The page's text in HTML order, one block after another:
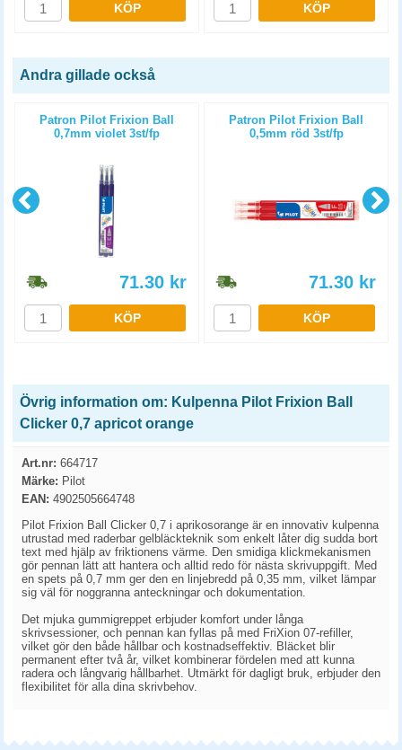
KÖP KÖP
Andra gillade också
Patron Pilot Frixion Ball
0,7mm violet 3st/fp
71.30 kr
KÖP
Patron Pilot Frixion Ball
0,5mm röd 3st/fp
71.30 kr
KÖP
Övrig information om: Kulpenna Pilot Frixion Ball
Clicker 0,7 apricot orange
Art.nr: 664717
Märke: Pilot
EAN: 4902505664748
Pilot Frixion Ball Clicker 0,7 i aprikosorange är en innovativ kulpenna
utrustad med raderbar gelbläckteknik som enkelt låter dig sudda bort
text med hjälp av friktionens värme. Den smidiga klickmekanismen
gör pennan lätt att hantera och alltid redo för nästa skrivuppgift. Med
en spets på 0,7 mm ger den en linjebredd på 0,35 mm, vilket lämpar
sig väl för noggranna anteckningar och dokumentation.
Det mjuka gummigreppet erbjuder komfort under långa
skrivsessioner, och pennan kan fyllas på med FriXion 07-refiller,
vilket gör den både hållbar och kostnadseffektiv. Bläcket blir
permanent efter två år, vilket kombinerar fördelen med att kunna
radera och långvarig hållbarhet. Utmärkt för dagligt bruk, erbjuder den
flexibilitet för alla dina skrivbehov.